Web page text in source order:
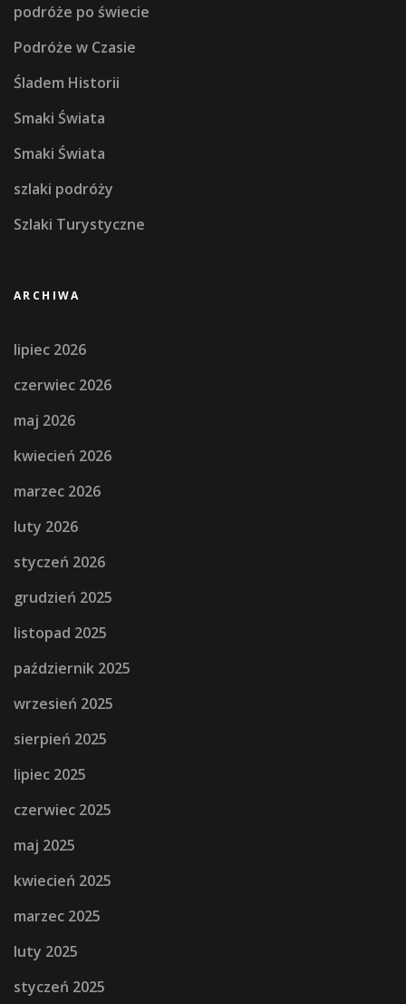
podróże po świecie
Podróże w Czasie
Śladem Historii
Smaki Świata
Smaki Świata
szlaki podróży
Szlaki Turystyczne
ARCHIWA
lipiec 2026
czerwiec 2026
maj 2026
kwiecień 2026
marzec 2026
luty 2026
styczeń 2026
grudzień 2025
listopad 2025
październik 2025
wrzesień 2025
sierpień 2025
lipiec 2025
czerwiec 2025
maj 2025
kwiecień 2025
marzec 2025
luty 2025
styczeń 2025